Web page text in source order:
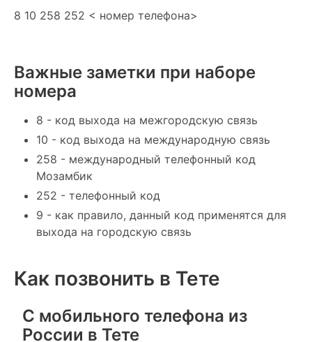
8 10 258 252 < номер телефона>
Важные заметки при наборе
номера
8 - код выхода на межгородскую связь
10 - код выхода на международную связь
258 - международный телефонный код
Мозамбик
252 - телефонный код
9 - как правило, данный код применятся для
выхода на городскую связь
Как позвонить в Тете
С мобильного телефона из
России в Тете